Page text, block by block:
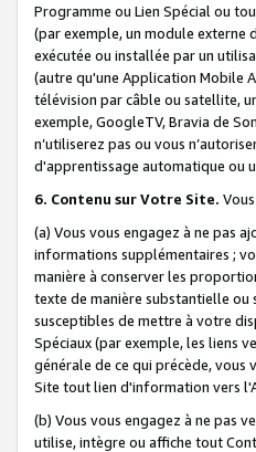
Programme ou Lien Spécial ou
(par exemple, un module externe
exécutée ou installée par un
(autre qu'une Application Mobile
télévision par câble ou satellite,
exemple, GoogleTV, Bravia de
n’utiliserez pas ou vous
d'apprentissage automatique ou
6. Contenu sur Votre Site.
(a) Vous vous engagez à ne pas
informations supplémentaires ;
manière à conserver les
texte de manière substantielle ou
susceptibles de mettre à votre
Spéciaux (par exemple, les liens
générale de ce qui précède,
Site tout lien d'information vers
(b) Vous vous engagez à ne pas
utilise, intègre ou affiche tout